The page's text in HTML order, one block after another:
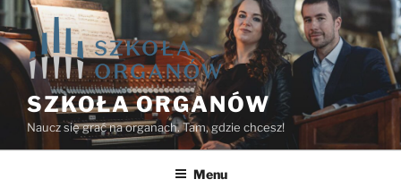
Przejdź
do
treści
SZKOŁA ORGANÓW
Naucz się grać na organach. Tam, gdzie chcesz!
Menu